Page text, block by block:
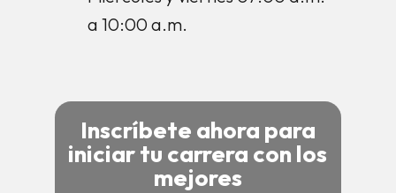
a 10:00 a.m.
Inscríbete ahora para
iniciar tu carrera con los
mejores